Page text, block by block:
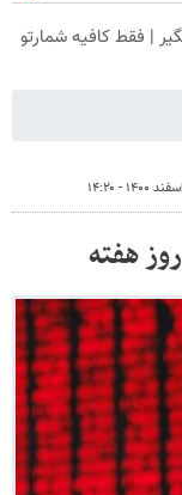
۱۰۰۰ تتری بگیر | فقط کافیه شمارتو
هفته